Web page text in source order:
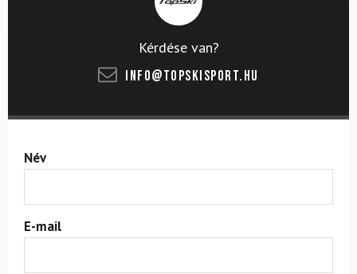
Kérdése van?
info@topskisport.hu
Név
E-mail